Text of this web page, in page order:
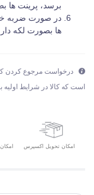
برسد، پرینت ها
در صورت ضربه
ها بصورت لکه
درخواست مرجوع کردن
است که کالا در شرایط اولیه
امکان تحویل اکسپرس